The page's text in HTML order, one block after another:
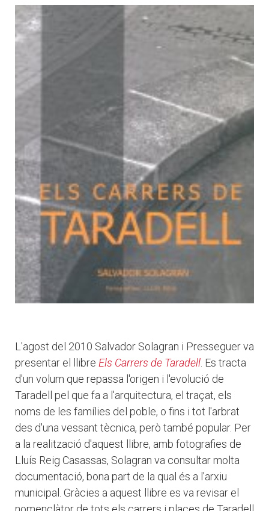
L'agost del 2010 Salvador Solagran i Presseguer va
presentar el llibre Els Carrers de Taradell . Es tracta
d'un volum que repassa l'origen i l'evolució de
Taradell pel que fa a l'arquitectura, el traçat, els
noms de les famílies del poble, o fins i tot l'arbrat
des d'una vessant tècnica, però també popular. Per
a la realització d'aquest llibre, amb fotografies de
Lluís Reig Casassas, Solagran va consultar molta
documentació, bona part de la qual és a l'arxiu
municipal. Gràcies a aquest llibre es va revisar el